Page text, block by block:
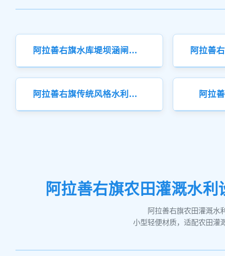
阿拉善右旗水库堤坝涵闸站闸门
阿拉善右旗传统风格水利闸站闸门 阿拉
阿拉善右旗农田灌溉水
阿拉善右旗农田灌溉水
小型轻便材质，适配农田灌